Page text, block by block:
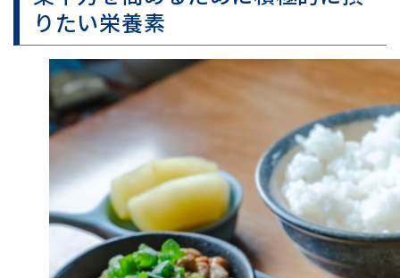
りたい栄養素